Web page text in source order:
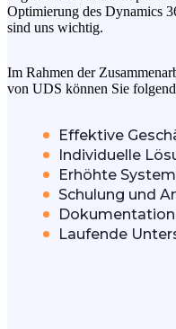
Optimierung des Dynamics
sind uns wichtig.
Im Rahmen der
von UDS können Sie
Effektive
Individuelle
Erhöhte
Schulung und
Dokumentation
Laufende